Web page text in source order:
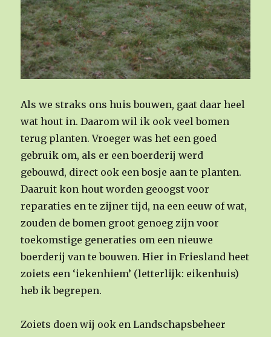
Als we straks ons huis bouwen, gaat daar heel
wat hout in. Daarom wil ik ook veel bomen
terug planten. Vroeger was het een goed
gebruik om, als er een boerderij werd
gebouwd, direct ook een bosje aan te planten.
Daaruit kon hout worden geoogst voor
reparaties en te zijner tijd, na een eeuw of wat,
zouden de bomen groot genoeg zijn voor
toekomstige generaties om een nieuwe
boerderij van te bouwen. Hier in Friesland heet
zoiets een ‘iekenhiem’ (letterlijk: eikenhuis)
heb ik begrepen.
Zoiets doen wij ook en Landschapsbeheer